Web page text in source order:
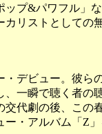
ップ&パワフル」
カリストとしての
デビュー。彼ら
一瞬で聴く者の
交代劇の後、この
・アルバム「Z」